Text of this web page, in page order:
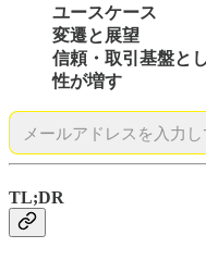
ユースケース
変遷と展望
信頼・取引基盤と
性が増す
TL;DR